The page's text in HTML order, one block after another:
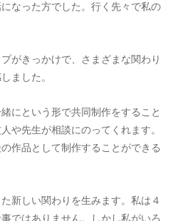
なった方でした。行く先々で私の
がきっかけで、さまざまな関わり
ました。
にという形で共同制作をすること
や先生が相談にのってくれます。
作品として制作することができる
新しい関わりを生みます。私は４
ではありません。しかし私がいろ